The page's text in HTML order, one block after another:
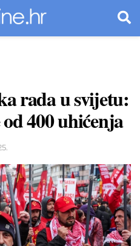
rada u svijetu:
400 uhićenja